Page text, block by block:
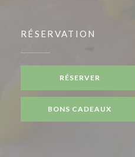
RÉSERVATION
RÉSERVER
BONS CADEAUX